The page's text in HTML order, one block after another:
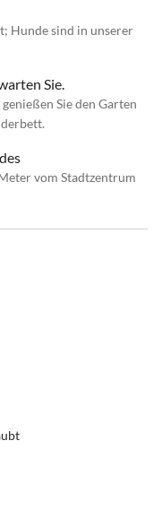
Hunde sind in unserer
Sie.
Sie den Garten
vom Stadtzentrum